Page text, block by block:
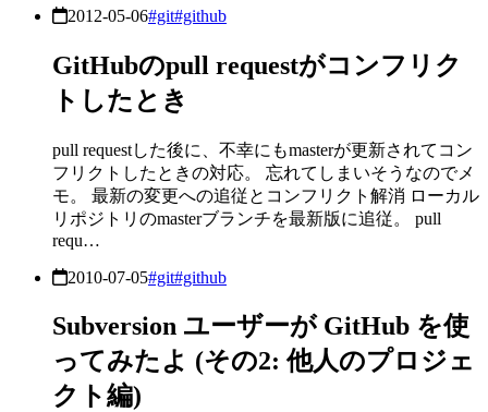
2012-05-06#git#github
GitHubのpull requestがコンフリク
トしたとき
pull requestした後に、不幸にもmasterが更新されてコン
フリクトしたときの対応。 忘れてしまいそうなのでメ
モ。 最新の変更への追従とコンフリクト解消 ローカル
リポジトリのmasterブランチを最新版に追従。 pull
requ…
2010-07-05#git#github
Subversion ユーザーが GitHub を使
ってみたよ (その2: 他人のプロジェ
クト編)